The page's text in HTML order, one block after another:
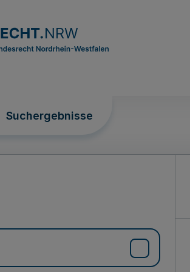
Suchergebnisse